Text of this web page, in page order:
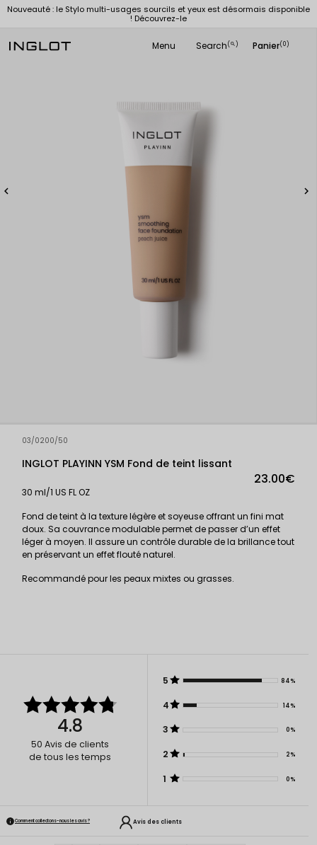
Nouveauté : le Stylo multi-usages sourcils et yeux est désormais disponible
! Découvrez-le
Menu Search(
search ) Panier(0)
 
03/0200/50
INGLOT PLAYINN YSM Fond de teint lissant
23.00€
30 ml/1 US FL OZ
Fond de teint à la texture légère et soyeuse offrant un fini mat
doux. Sa couvrance modulable permet de passer d’un effet
léger à moyen. Il assure un contrôle durable de la brillance tout
en préservant un effet flouté naturel.
Recommandé pour les peaux mixtes ou grasses.
4.8
50 Avis de clients
de tous les temps
5 84%
4 14%
3 0%
2 2%
1 0%
Comment collectons-nous les avis ? Avis des clients